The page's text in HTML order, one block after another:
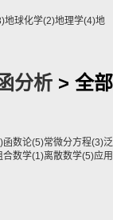
地球化学(2)地理学(4)地
分析 > 全部
函数论(5)常微分方程(3)泛
合数学(1)离散数学(5)应用